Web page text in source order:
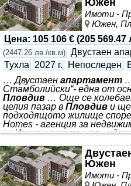
детска площадка, които
почивка и семейно време. 🅿️
на 100% чрез подземни
Имоти -
Южен,
Цена: 105 106 € (205 569.47
(2447.26 лв./кв.м) Двустаен
Тухла
2027 г. Непоследен
… Двустаен апартамент
Стамболийски“- една от
Пловдив … Още се
целия пазар в Пловдив и ще
подходящото жилище
Homes - агенция за
📈 Имот с потенциал -
💰 Цена: 105 106€
Комплексът включва
които създават приятна
време. 🅿️ Паркирането е
Южен
Имоти -